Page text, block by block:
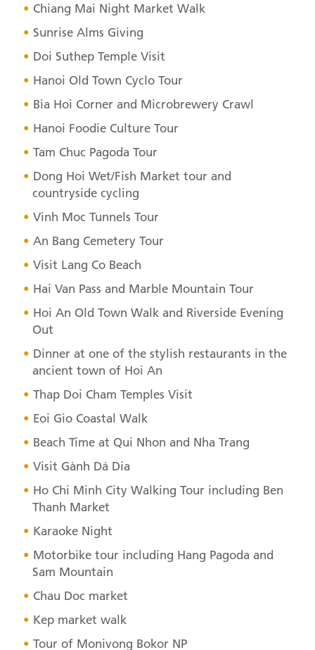
Chiang Mai Night Market Walk
Sunrise Alms Giving
Doi Suthep Temple Visit
Hanoi Old Town Cyclo Tour
Bia Hoi Corner and Microbrewery Crawl
Hanoi Foodie Culture Tour
Tam Chuc Pagoda Tour
Dong Hoi Wet/Fish Market tour and
countryside cycling
Vinh Moc Tunnels Tour
An Bang Cemetery Tour
Visit Lang Co Beach
Hai Van Pass and Marble Mountain Tour
Hoi An Old Town Walk and Riverside Evening
Out
Dinner at one of the stylish restaurants in the
ancient town of Hoi An
Thap Doi Cham Temples Visit
Eoi Gio Coastal Walk
Beach Time at Qui Nhon and Nha Trang
Visit Gành Dá Dia
Ho Chi Minh City Walking Tour including Ben
Thanh Market
Karaoke Night
Motorbike tour including Hang Pagoda and
Sam Mountain
Chau Doc market
Kep market walk
Tour of Monivong Bokor NP